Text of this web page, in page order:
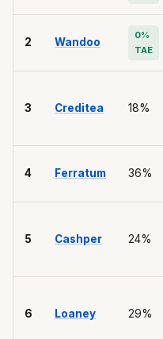
2 Wandoo
0%
TAE
3 Creditea 18%
4 Ferratum 36%
5 Cashper 24%
6 Loaney 29%